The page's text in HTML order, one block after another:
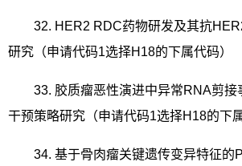
32. HER2 RDC药物研发及其抗
研究（申请代码1选择H18的下属代码）
33. 胶质瘤恶性演进中异常RNA剪接
干预策略研究（申请代码1选择H18的下
34. 基于骨肉瘤关键遗传变异特征的